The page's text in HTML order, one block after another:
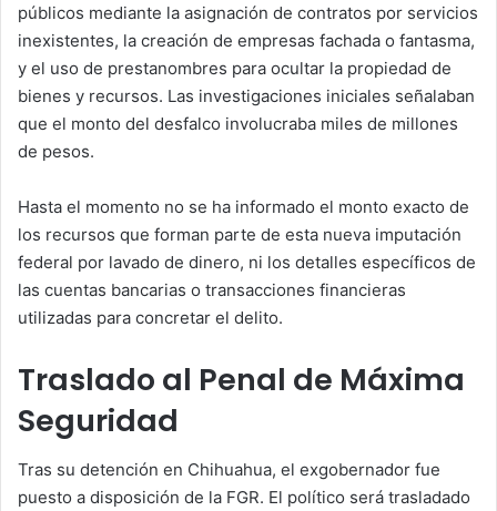
públicos mediante la asignación de contratos por servicios
inexistentes, la creación de empresas fachada o fantasma,
y el uso de prestanombres para ocultar la propiedad de
bienes y recursos. Las investigaciones iniciales señalaban
que el monto del desfalco involucraba miles de millones
de pesos.
Hasta el momento no se ha informado el monto exacto de
los recursos que forman parte de esta nueva imputación
federal por lavado de dinero, ni los detalles específicos de
las cuentas bancarias o transacciones financieras
utilizadas para concretar el delito.
Traslado al Penal de Máxima
Seguridad
Tras su detención en Chihuahua, el exgobernador fue
puesto a disposición de la FGR. El político será trasladado